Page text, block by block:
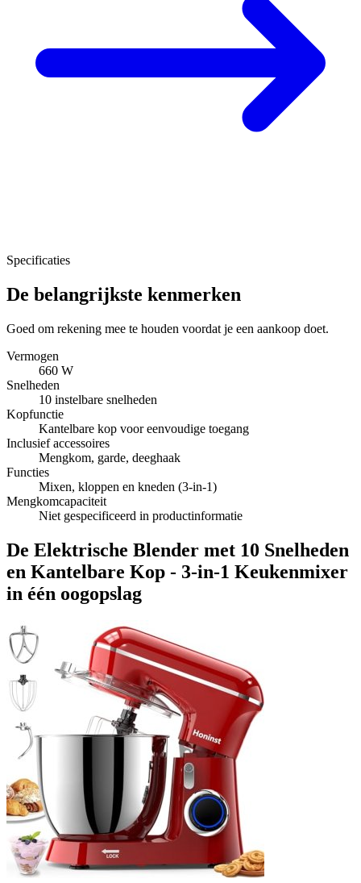
Specificaties
De belangrijkste kenmerken
Goed om rekening mee te houden voordat je een aankoop doet.
Vermogen
660 W
Snelheden
10 instelbare snelheden
Kopfunctie
Kantelbare kop voor eenvoudige toegang
Inclusief accessoires
Mengkom, garde, deeghaak
Functies
Mixen, kloppen en kneden (3-in-1)
Mengkomcapaciteit
Niet gespecificeerd in productinformatie
De Elektrische Blender met 10 Snelheden
en Kantelbare Kop - 3-in-1 Keukenmixer
in één oogopslag